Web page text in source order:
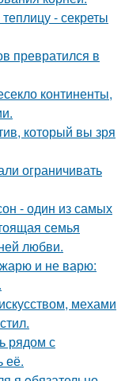
- секреты
превратился в
континенты,
который вы зря
ограничивать
- один из самых
семья
любви.
и не варю:
мехами
рядом с
её.